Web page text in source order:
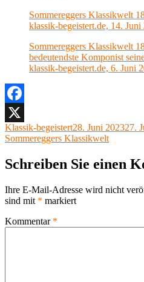
Sommereggers Klassikwelt
klassik-begeistert.de, 14. Juni
Sommereggers Klassikwelt
bedeutendste Komponist
klassik-begeistert.de, 6. Juni
Facebook
X
Autor
Klassik-begeistertVeröffentlicht
am
28. Juni 202327.
Sommereggers Klassikwelt
Schreiben Sie einen
Ihre E-Mail-Adresse wird nicht
sind mit * markiert
Kommentar *